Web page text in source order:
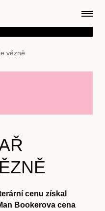
vězně
cenu získal
Bookerova cena